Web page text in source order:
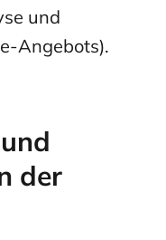
und
Angebots).
der